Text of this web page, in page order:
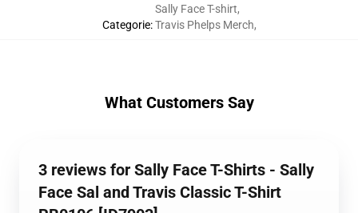
Categorie:
Sally Face T-shirt,
Travis Phelps Merch,
What Customers Say
3 reviews for Sally Face T-Shirts - Sally
Face Sal and Travis Classic T-Shirt